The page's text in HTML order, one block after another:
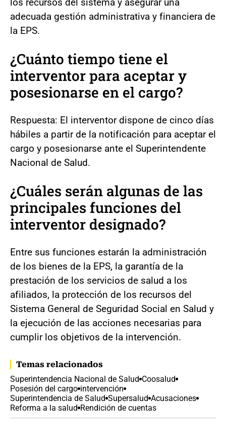
adecuada gestión administrativa y financiera de
la EPS.
¿Cuánto tiempo tiene el
interventor para aceptar y
posesionarse en el cargo?
Respuesta: El interventor dispone de cinco días
hábiles a partir de la notificación para aceptar el
cargo y posesionarse ante el Superintendente
Nacional de Salud.
¿Cuáles serán algunas de las
principales funciones del
interventor designado?
Entre sus funciones estarán la administración
de los bienes de la EPS, la garantía de la
prestación de los servicios de salud a los
afiliados, la protección de los recursos del
Sistema General de Seguridad Social en Salud y
la ejecución de las acciones necesarias para
cumplir los objetivos de la intervención.
Temas relacionados
Superintendencia Nacional de Salud Coosalud
Posesión del cargo intervención
Superintendencia de Salud Supersalud Acusaciones
Reforma a la salud Rendición de cuentas